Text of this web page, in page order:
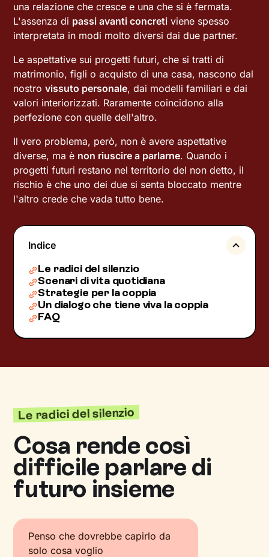
una relazione che cresce e una che si è fermata.
L'assenza di passi avanti concreti viene spesso
interpretata in modi molto diversi dai due partner.
Le aspettative sui progetti futuri, che si tratti di
matrimonio, figli o acquisto di una casa, nascono dal
nostrovissuto personale, dai modelli familiari e dai
valori interiorizzati. Raramente coincidono alla
perfezione con quelle dell'altro.
Il vero problema, però, non è avere aspettative
diverse, ma è non riuscire a parlarne. Quando i
progetti futuri restano nel territorio del non detto, il
rischio è che uno dei due si senta bloccato mentre
l'altro crede che vada tutto bene.
Indice
Le radici del silenzio
Scenari di vita quotidiana
Strategie per la coppia
Un dialogo che tiene viva la coppia
FAQ
Le radici del silenzio
Cosa rende così
difficile parlare di
futuro insieme
Penso che dovrebbe capirlo da
solo cosa voglio